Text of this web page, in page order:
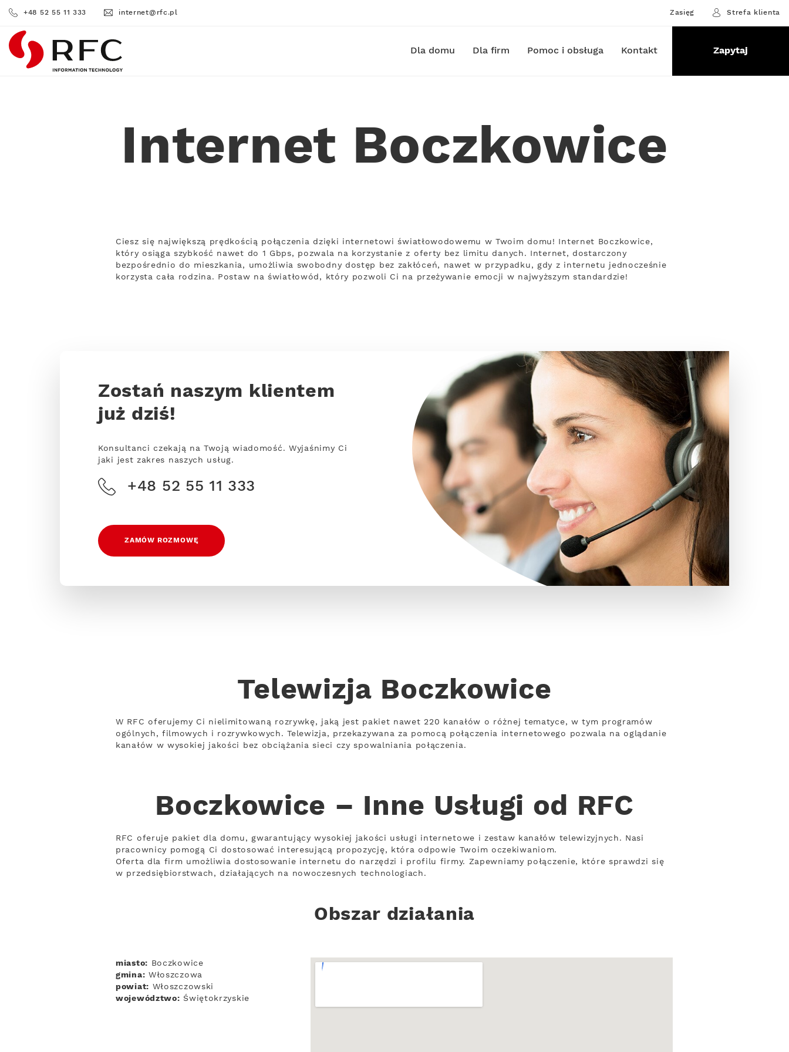
+48 52 55 11 333 internet@rfc.pl Zasięg Strefa klienta
RFC Dla domu Dla firm Pomoc i obsługa Kontakt Zapytaj
Internet Boczkowice
Ciesz się największą prędkością połączenia dzięki internetowi światłowodowemu w Twoim domu! Internet Boczkowice,
który osiąga szybkość nawet do 1 Gbps, pozwala na korzystanie z oferty bez limitu danych. Internet, dostarczony
bezpośrednio do mieszkania, umożliwia swobodny dostęp bez zakłóceń, nawet w przypadku, gdy z internetu jednocześnie
korzysta cała rodzina. Postaw na światłowód, który pozwoli Ci na przeżywanie emocji w najwyższym standardzie!
Zostań naszym klientem
już dziś!
Konsultanci czekają na Twoją wiadomość. Wyjaśnimy Ci
jaki jest zakres naszych usług.
+48 52 55 11 333
ZAMÓW ROZMOWĘ
Telewizja Boczkowice
W RFC oferujemy Ci nielimitowaną rozrywkę, jaką jest pakiet nawet 220 kanałów o różnej tematyce, w tym programów
ogólnych, filmowych i rozrywkowych. Telewizja, przekazywana za pomocą połączenia internetowego pozwala na oglądanie
kanałów w wysokiej jakości bez obciążania sieci czy spowalniania połączenia.
Boczkowice – Inne Usługi od RFC
RFC oferuje pakiet dla domu, gwarantujący wysokiej jakości usługi internetowe i zestaw kanałów telewizyjnych. Nasi
pracownicy pomogą Ci dostosować interesującą propozycję, która odpowie Twoim oczekiwaniom.
Oferta dla firm umożliwia dostosowanie internetu do narzędzi i profilu firmy. Zapewniamy połączenie, które sprawdzi się
w przedsiębiorstwach, działających na nowoczesnych technologiach.
Obszar działania
miasto: Boczkowice
gmina: Włoszczowa
powiat: Włoszczowski
województwo: Świętokrzyskie